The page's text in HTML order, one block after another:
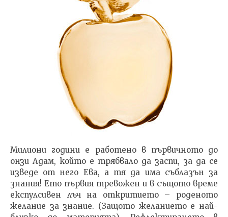
Милиони години е работено в първичното до
онзи Адам, който е трябвало да заспи, за да се
изведе от него Ева, а тя да има съблазън за
знания! Ето първия тревожен и в същото време
експулсивен лъч на откритието – роденото
желание за знание. (Защото желанието е най-